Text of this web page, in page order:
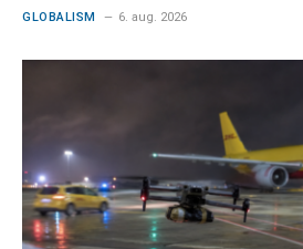
GLOBALISM 6. aug. 2026